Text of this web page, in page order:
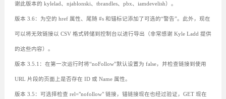
谢此版本的 kylelad、njablonski、tbrandles、pbx、iamdevelish）。
版本 3.6：为空的 href 属性、尾随 #s 和锚标记添加了可选的“警告”。此外，现在
可以将无效链接以 CSV 格式转储到控制台以进行导出（非常感谢 Kyle Ladd 提供
的这些内容）。
版本 3.5.1：在第一次运行时将“noFollow”默认设置为 false，并检查链接到使用
URL 片段的页面上是否存在 ID 或 Name 属性。
版本 3.5：可选择检查 rel="nofollow" 链接，锚链接现在也经过验证，GET 现在